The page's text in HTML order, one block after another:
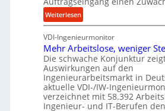
s
s
b
u
n
d
H
y
d
r
a
e
u
n
d
l
a
n
g
l
e
Weiterlesen:
K
r
o
n
e
s
s
t
VDI-Ingenieurmonitor
Mehr Arbeitslose, weniger
Die schwache Konjunktur
Auswirkungen auf den
Ingenieurarbeitsmarkt in
aktuelle VDI-/IW-
verzeichnet mit 58.392
Ingenieur- und IT-Berufen